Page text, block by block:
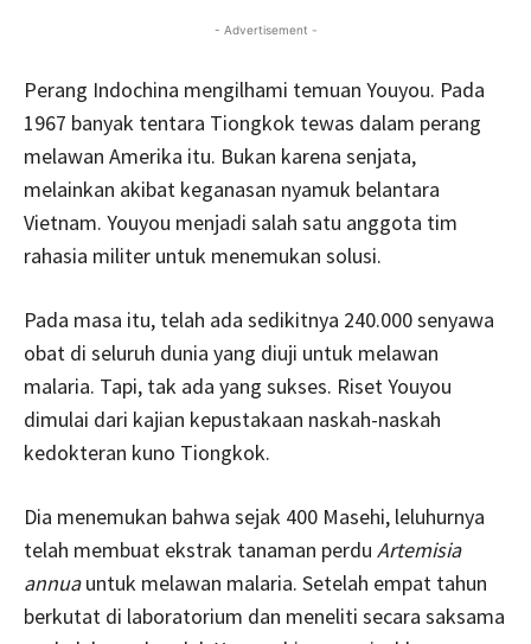
- Advertisement -
Perang Indochina mengilhami temuan Youyou. Pada
1967 banyak tentara Tiongkok tewas dalam perang
melawan Amerika itu. Bukan karena senjata,
melainkan akibat keganasan nyamuk belantara
Vietnam. Youyou menjadi salah satu anggota tim
rahasia militer untuk menemukan solusi.
Pada masa itu, telah ada sedikitnya 240.000 senyawa
obat di seluruh dunia yang diuji untuk melawan
malaria. Tapi, tak ada yang sukses. Riset Youyou
dimulai dari kajian kepustakaan naskah­-naskah
kedokteran kuno Tiongkok.
Dia menemukan bahwa sejak 400 Masehi, leluhurnya
telah membuat ekstrak tanaman perdu Artemisia
annuauntuk melawan malaria. Setelah empat tahun
berkutat di laboratorium dan meneliti secara saksama